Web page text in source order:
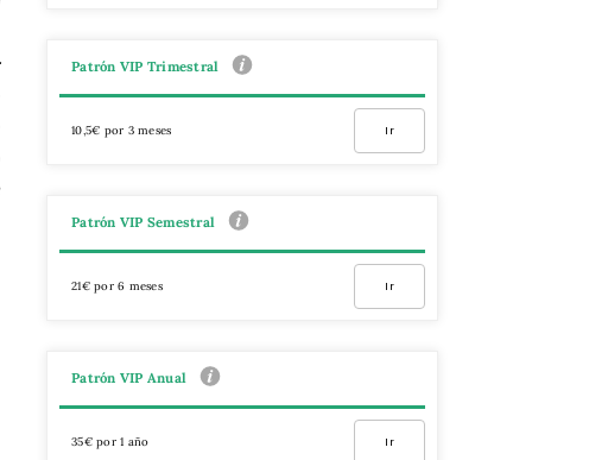
Patrón VIP Trimestral
10,5€ por 3 meses Ir
Patrón VIP Semestral
21€ por 6 meses Ir
Patrón VIP Anual
35€ por 1 año Ir